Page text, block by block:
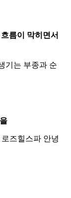
흐름이 막히면서
기는 부종과 순
즈힐스파 안녕